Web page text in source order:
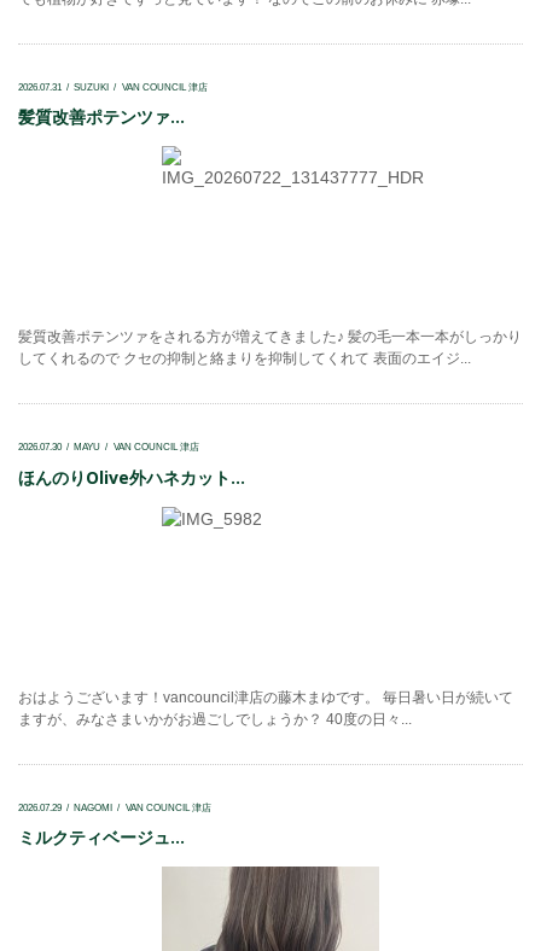
2026.07.31 SUZUKI VAN COUNCIL 津店
髪質改善ポテンツァ...
髪質改善ポテンツァをされる方が増えてきました♪ 髪の毛一本一本がしっかり
してくれるので クセの抑制と絡まりを抑制してくれて 表面のエイジ...
2026.07.30 MAYU VAN COUNCIL 津店
ほんのりOlive外ハネカット...
おはようございます！vancouncil津店の藤木まゆです。 毎日暑い日が続いて
ますが、みなさまいかがお過ごしでしょうか？ 40度の日々...
2026.07.29 NAGOMI VAN COUNCIL 津店
ミルクティベージュ...